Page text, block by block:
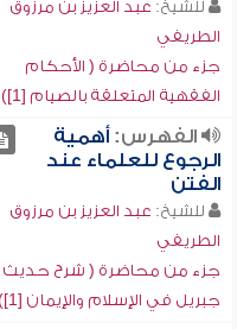
للشيخ: عبد العزيز بن مرزوق
الطريفي
جزء من محاضرة ( الأحكام
الفقهية المتعلقة بالصيام [1])
الفهرس:أهمية
الرجوع للعلماء عند
الفتن
للشيخ: عبد العزيز بن مرزوق
الطريفي
جزء من محاضرة ( شرح حديث
جبريل في الإسلام والإيمان [1])